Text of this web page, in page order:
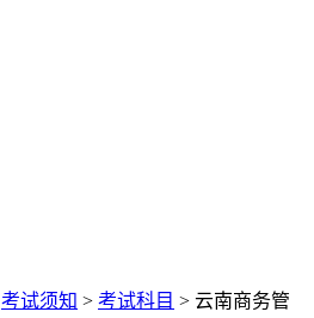
考试须知 > 考试科目 > 云南商务管